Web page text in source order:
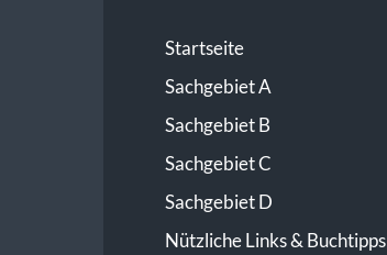
Startseite
Sachgebiet A
Sachgebiet B
Sachgebiet C
Sachgebiet D
Nützliche Links & Buchtipps